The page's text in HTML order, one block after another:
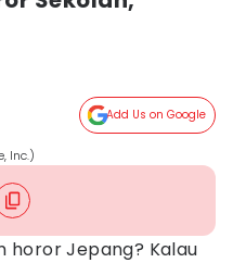
Add Us on Google
Inc.)
horor Jepang? Kalau